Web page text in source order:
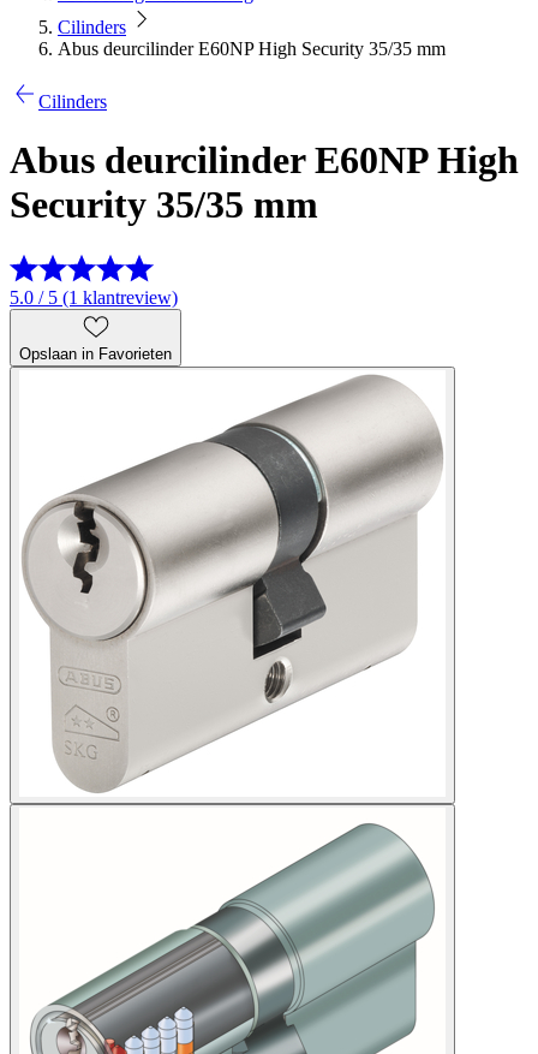
Cilinders
Abus deurcilinder E60NP High Security 35/35 mm
Cilinders
Abus deurcilinder E60NP High
Security 35/35 mm
5.0 / 5 (1 klantreview)
Opslaan in Favorieten